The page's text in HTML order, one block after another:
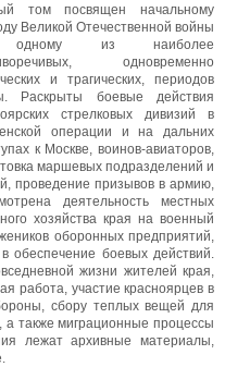
том посвящен начальному
Великой Отечественной войны
из наиболее
одновременно
и трагических, периодов
Раскрыты боевые действия
стрелковых дивизий в
операции и на дальних
к Москве, воинов-авиаторов,
маршевых подразделений и
проведение призывов в армию,
деятельность местных
хозяйства края на военный
оборонных предприятий,
обеспечение боевых действий.
жизни жителей края,
работа, участие красноярцев в
сбору теплых вещей для
также миграционные процессы
лежат архивные материалы,